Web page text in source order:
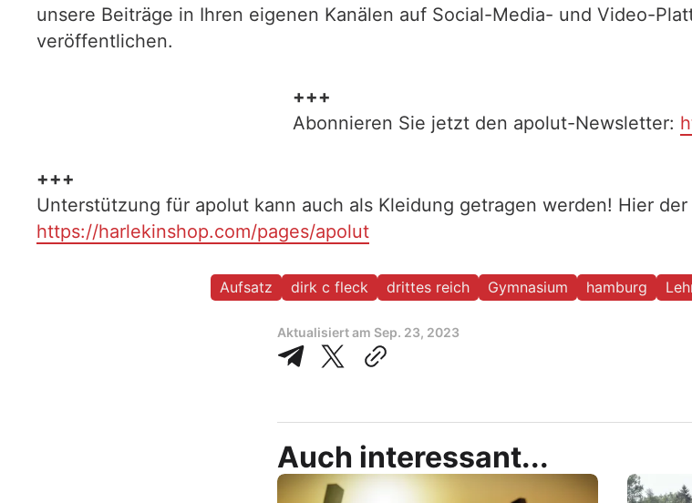
unsere Beiträge in Ihren eigenen Kanälen auf Social-Media- und Video-
veröffentlichen.
+++
Abonnieren Sie jetzt den apolut-Newsletter:
+++
Unterstützung für apolut kann auch als Kleidung getragen werden! Hier
https://harlekinshop.com/pages/apolut
Aufsatz dirk c fleck drittes reich Gymnasium hamburg
Aktualisiert am Sep. 23, 2023
Auch interessant...